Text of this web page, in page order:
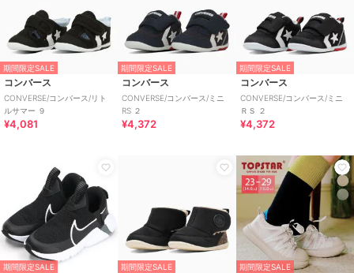
期間限定SALE
コンバース
CONVERSE/コンバース/リト
ルサマー ９
¥4,081
期間限定SALE
コンバース
CONVERSE/コンバース/ミニ
RS ２
¥4,372
期間限定SALE
コンバース
CONVERSE/コンバース/ミニ
ＲＳ ２
¥4,372
期間限定SALE 期間限定SALE 期間限定SALE